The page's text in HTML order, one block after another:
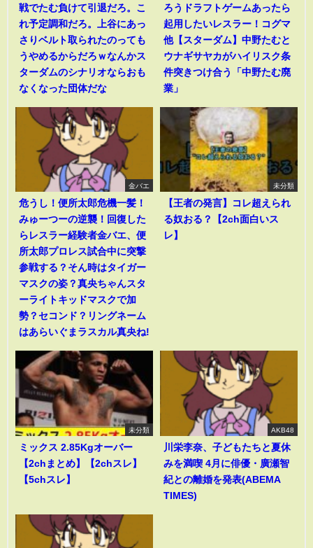
戦でたむ負けて引退だろ。こ
れ予定調和だろ。上谷にあっ
さりベルト取られたのっても
うやめるからだろｗなんかス
ターダムのシナリオならおも
なくなった団体だな
ろうドラフトゲームあったら
起用したいレスラー！コグマ
他【スターダム】中野たむと
ウナギサヤカがハイリスク条
件突きつけ合う「中野たむ廃
業」
金バエ
危うし！便所太郎危機一髪！
みゅーつーの逆襲！回復した
らレスラー経験者金バエ、便
所太郎プロレス試合中に突撃
参戦する？そん時はタイガー
マスクの姿？真央ちゃんスタ
ーライトキッドマスクで加
勢？セコンド？リングネーム
はあらいぐまラスカル真央ね!
未分類
【王者の発言】コレ超えられ
る奴おる？【2ch面白いス
レ】
未分類
ミックス 2.85Kgオーバー
【2chまとめ】【2chスレ】
【5chスレ】
AKB48
川栄李奈、子どもたちと夏休
みを満喫 4月に俳優・廣瀬智
紀との離婚を発表(ABEMA
TIMES)